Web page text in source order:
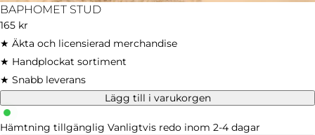
BAPHOMET STUD
Ordinarie
pris
165 kr
★ Äkta och licensierad merchandise
★ Handplockat sortiment
★ Snabb leverans
Lägg till i varukorgen
Hämtning tillgänglig Vanligtvis redo inom 2-4 dagar